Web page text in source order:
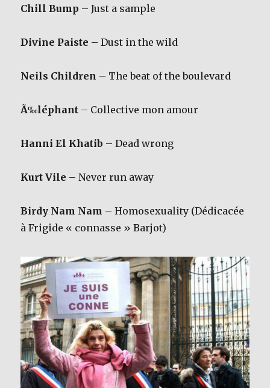
Chill Bump – Just a sample
Divine Paiste – Dust in the wild
Neils Children – The beat of the boulevard
Ã‰léphant – Collective mon amour
Hanni El Khatib – Dead wrong
Kurt Vile – Never run away
Birdy Nam Nam – Homosexuality (Dédicacée
à Frigide « connasse » Barjot)